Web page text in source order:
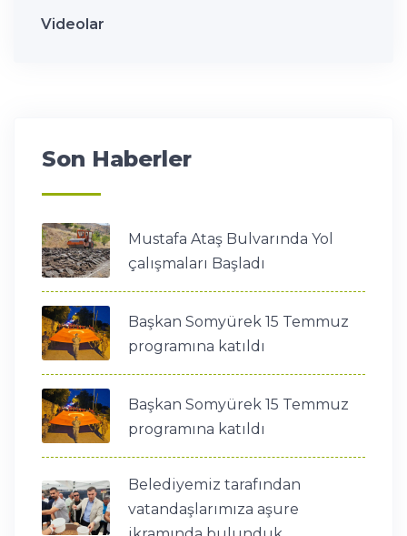
Videolar
Son Haberler
Mustafa Ataş Bulvarında Yol
çalışmaları Başladı
Başkan Somyürek 15 Temmuz
programına katıldı
Başkan Somyürek 15 Temmuz
programına katıldı
Belediyemiz tarafından
vatandaşlarımıza aşure